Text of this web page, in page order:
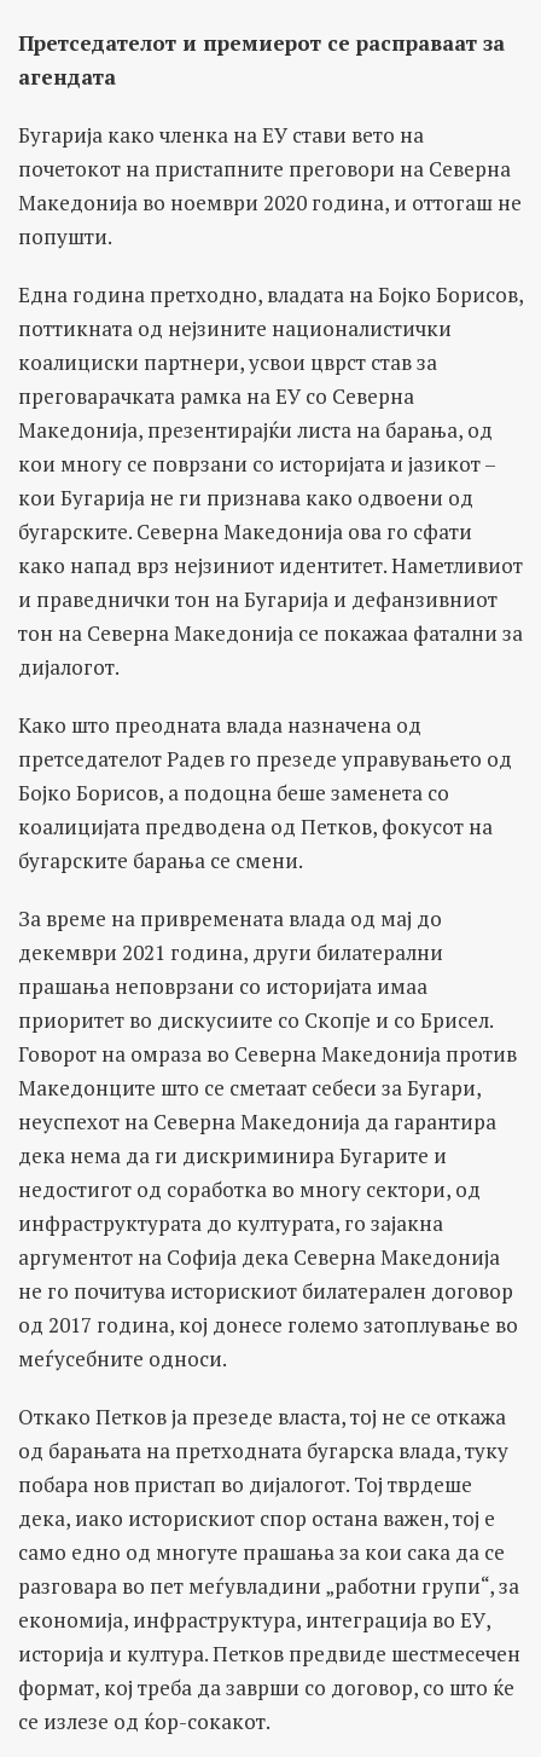
Претседателот и премиерот се расправаат за
агендата
Бугарија како членка на ЕУ стави вето на
почетокот на пристапните преговори на Северна
Македонија во ноември 2020 година, и оттогаш не
попушти.
Една година претходно, владата на Бојко Борисов,
поттикната од нејзините националистички
коалициски партнери, усвои цврст став за
преговарачката рамка на ЕУ со Северна
Македонија, презентирајќи листа на барања, од
кои многу се поврзани со историјата и јазикот –
кои Бугарија не ги признава како одвоени од
бугарските. Северна Македонија ова го сфати
како напад врз нејзиниот идентитет. Наметливиот
и праведнички тон на Бугарија и дефанзивниот
тон на Северна Македонија се покажаа фатални за
дијалогот.
Како што преодната влада назначена од
претседателот Радев го презеде управувањето од
Бојко Борисов, а подоцна беше заменета со
коалицијата предводена од Петков, фокусот на
бугарските барања се смени.
За време на привремената влада од мај до
декември 2021 година, други билатерални
прашања неповрзани со историјата имаа
приоритет во дискусиите со Скопје и со Брисел.
Говорот на омраза во Северна Македонија против
Македонците што се сметаат себеси за Бугари,
неуспехот на Северна Македонија да гарантира
дека нема да ги дискриминира Бугарите и
недостигот од соработка во многу сектори, од
инфраструктурата до културата, го зајакна
аргументот на Софија дека Северна Македонија
не го почитува историскиот билатерален договор
од 2017 година, кој донесе големо затоплување во
меѓусебните односи.
Откако Петков ја презеде власта, тој не се откажа
од барањата на претходната бугарска влада, туку
побара нов пристап во дијалогот. Тој тврдеше
дека, иако историскиот спор остана важен, тој е
само едно од многуте прашања за кои сака да се
разговара во пет меѓувладини „работни групи“, за
економија, инфраструктура, интеграција во ЕУ,
историја и култура. Петков предвиде шестмесечен
формат, кој треба да заврши со договор, со што ќе
се излезе од ќор-сокакот.